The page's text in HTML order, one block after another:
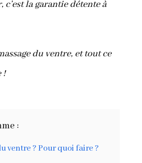
c’est la garantie détente à
du ventre, et tout ce
!
:
ventre ? Pour quoi faire ?